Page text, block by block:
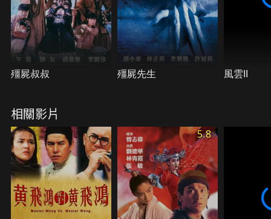
殭屍叔叔 殭屍先生 風雲II
相關影片
5.8